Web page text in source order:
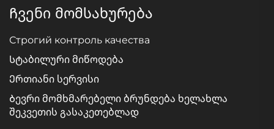
Ჩვენი მომსახურება
Строгий контроль качества
Სტაბილური მიწოდება
Ერთიანი სერვისი
Ბევრი მომხმარებელი ბრუნდება ხელახლა
შეკვეთის გასაკეთებლად